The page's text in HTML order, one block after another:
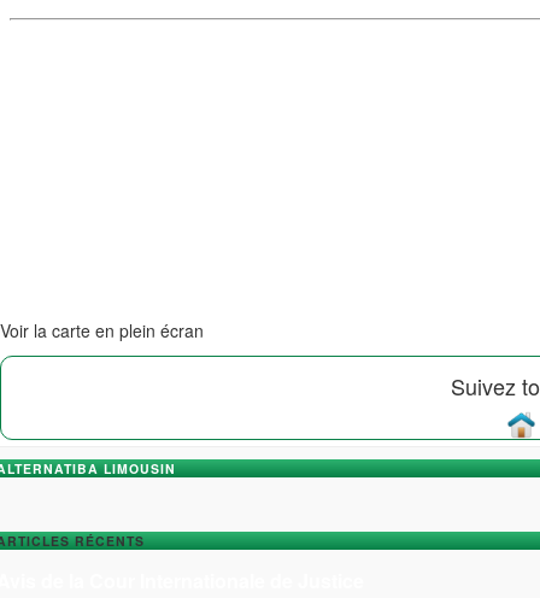
Voir la carte en plein écran
Suivez
LIMOUSIN
RÉCENTS